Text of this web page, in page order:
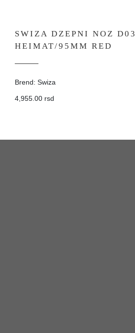
SWIZA DZEPNI NOZ D03
HEIMAT/95MM RED
Brend: Swiza
4,955.00 rsd